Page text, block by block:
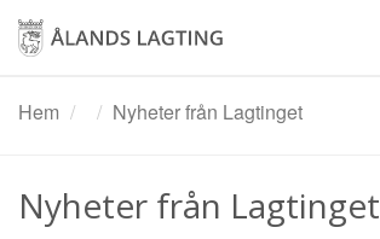
Hoppa
huvudinnehåll
Hem
Nyheter från Lagtinget
Nyheter från Lagtinget